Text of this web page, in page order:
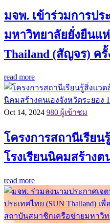
มจพ. เข้าร่วมการปร
มหาวิทยาลัยยั่งยืนแห่
Thailand (สัญจร) ครั้
read more
Oct 14, 2024 980 ผู้เข้าชม
โครงการสถานีเรีย
โรงเรียนนิคมสร้างต
read more